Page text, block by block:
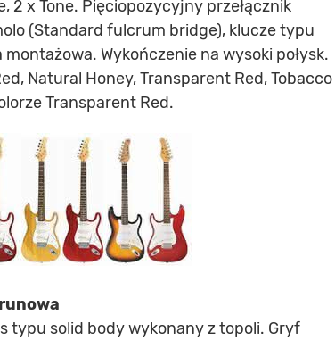
2 x Tone. Pięciopozycyjny przełącznik
(Standard fulcrum bridge), klucze typu
Wykończenie na wysoki połysk.
Natural Honey, Transparent Red, Tobacco
Transparent Red.
solid body wykonany z topoli. Gryf